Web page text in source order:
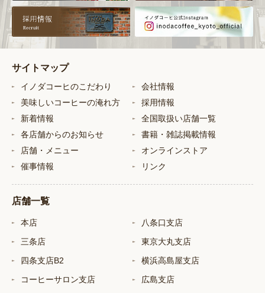
サイトマップ
イノダコーヒのこだわり
美味しいコーヒーの淹れ方
新着情報
各店舗からのお知らせ
店舗・メニュー
催事情報
会社情報
採用情報
全国取扱い店舗一覧
書籍・雑誌掲載情報
オンラインストア
リンク
店舗一覧
本店
三条店
四条支店B2
コーヒーサロン支店
八条口支店
東京大丸支店
横浜高島屋支店
広島支店